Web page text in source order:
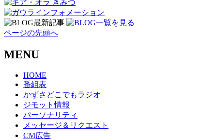
ページの先頭へ
MENU
HOME
番組表
かずさどこでもラジオ
ジモット情報
パーソナリティ
メッセージ＆リクエスト
CM広告